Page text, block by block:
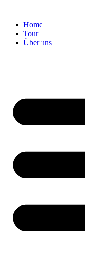
Home
Tour
Über uns